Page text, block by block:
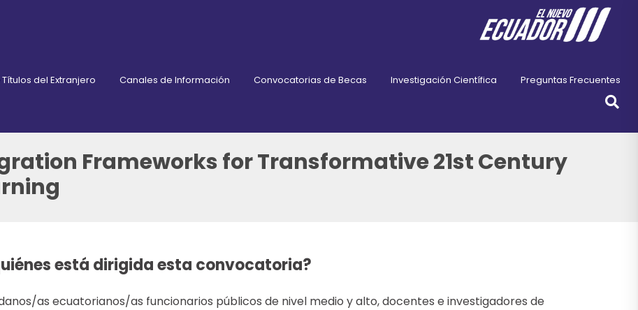
del Extranjero Canales de Información Convocatorias de Becas Investigación Científica Preguntas Frecuentes
Frameworks for Transformative 21st Century
está dirigida esta convocatoria?
as ecuatorianos/as funcionarios públicos de nivel medio y alto, docentes e investigadores de